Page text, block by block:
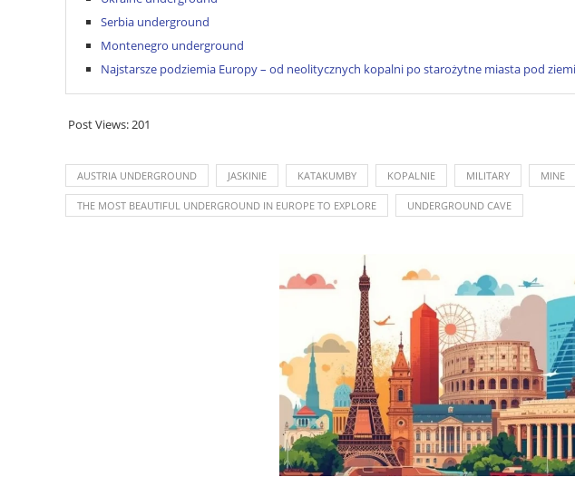
Serbia underground
Montenegro underground
Najstarsze podziemia Europy – od neolitycznych kopalni po starożytne miasta pod
Post Views:201
AUSTRIA UNDERGROUND JASKINIE KATAKUMBY KOPALNIE MILITARY MINE
THE MOST BEAUTIFUL UNDERGROUND IN EUROPE TO EXPLORE UNDERGROUND CAVE